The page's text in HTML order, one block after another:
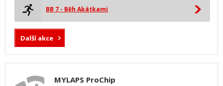
BB 7 - Běh Akátkami
Další akce
MYLAPS ProChip